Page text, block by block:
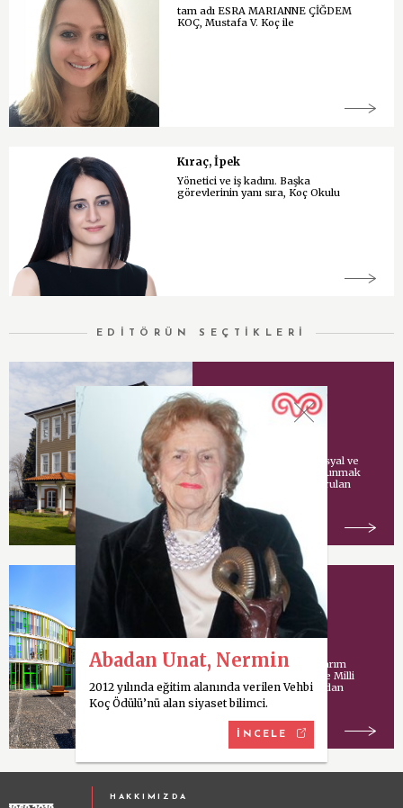
tam adı ESRA MARIANNE ÇİĞDEM
KOÇ, Mustafa V. Koç ile
Kıraç, İpek
Yönetici ve iş kadını. Başka
görevlerinin yanı sıra, Koç Okulu
EDİTÖRÜN SEÇTİKLERİ
Vehbi Koç Vakfı
Vehbi Koç tarafından sosyal ve
kültürel hizmetlerde bulunmak
amacıyla İstanbul’da kurulan
vakıf.
Koç Model Okulu
Uluslararası mimari tasarım
şirketi Cannon Design ve Milli
Eğitim Bakanlığı tarafından
ortaklaşa yürütülen
Abadan Unat, Nermin
2012 yılında eğitim alanında verilen Vehbi
Koç Ödülü’nü alan siyaset bilimci.
İNCELE
HAKKIMIZDA